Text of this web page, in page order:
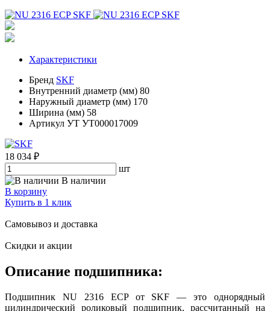
Характеристики
Бренд SKF
Внутренний диаметр (мм) 80
Наружный диаметр (мм) 170
Ширина (мм) 58
Артикул УТ УТ000017009
18 034 ₽
шт
В наличии
В корзину
Купить в 1 клик
Самовывоз и доставка
Скидки и акции
Описание подшипника:
Подшипник NU 2316 ECP от SKF — это однорядный
цилиндрический роликовый подшипник, рассчитанный на